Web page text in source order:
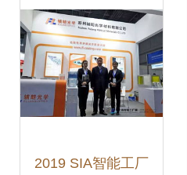
2019 SIA智能工厂